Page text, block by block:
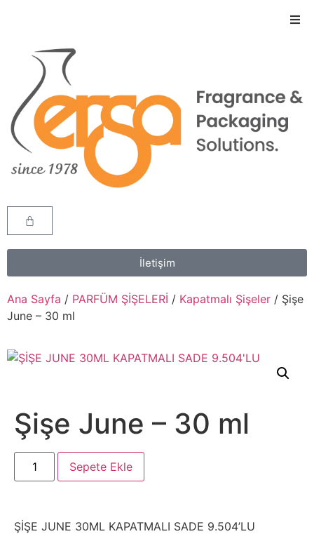
İletişim
Ana Sayfa / PARFÜM ŞİŞELERİ / Kapatmalı Şişeler / Şişe
June – 30 ml
Şişe June – 30 ml
Sepete Ekle
ŞİŞE JUNE 30ML KAPATMALI SADE 9.504’LU